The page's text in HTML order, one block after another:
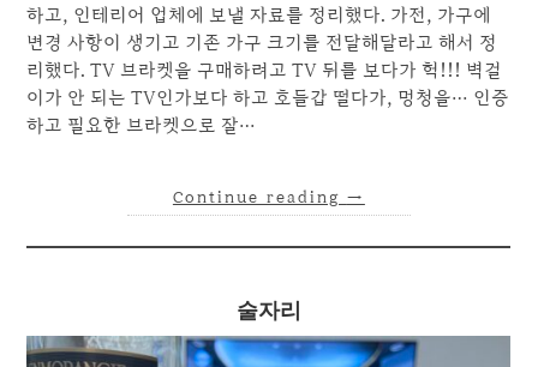
하고, 인테리어 업체에 보낼 자료를 정리했다. 가전, 가구에
변경 사항이 생기고 기존 가구 크기를 전달해달라고 해서 정
리했다. TV 브라켓을 구매하려고 TV 뒤를 보다가 헉!!! 벽걸
이가 안 되는 TV인가보다 하고 호들갑 떨다가, 멍청을… 인증
하고 필요한 브라켓으로 잘…
Continue reading →
술자리